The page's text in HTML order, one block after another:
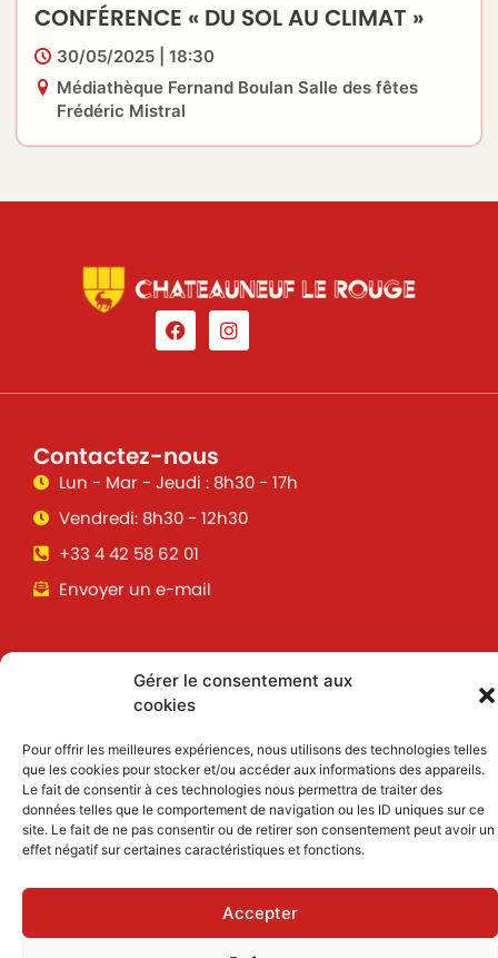
Gérer le consentement aux
cookies
Pour offrir les meilleures expériences, nous utilisons des technologies telles
que les cookies pour stocker et/ou accéder aux informations des appareils.
Le fait de consentir à ces technologies nous permettra de traiter des
données telles que le comportement de navigation ou les ID uniques sur ce
site. Le fait de ne pas consentir ou de retirer son consentement peut avoir un
effet négatif sur certaines caractéristiques et fonctions.
Accepter
CONFÉRENCE « DU SOL AU CLIMAT »
30/05/2025 | 18:30
Médiathèque Fernand Boulan Salle des fêtes
Frédéric Mistral
Contactez-nous
Lun - Mar - Jeudi : 8h30 - 17h
Vendredi: 8h30 - 12h30
+33 4 42 58 62 01
Envoyer un e-mail
Suivez toutes les informations &
actualités de votre ville !
J'accepte de recevoir des informations et
actualités par email
Inscription
| Politique des cookies